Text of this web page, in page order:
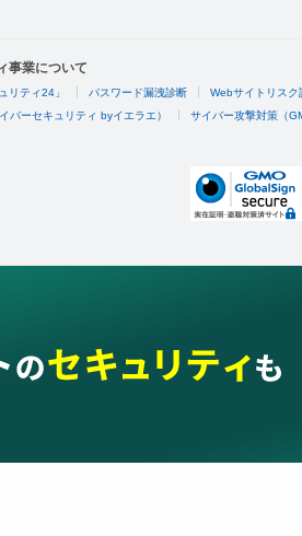
事業について
リティ24」 パスワード漏洩診断 Webサイトリスク
バーセキュリティ byイエラエ） サイバー攻撃対策（